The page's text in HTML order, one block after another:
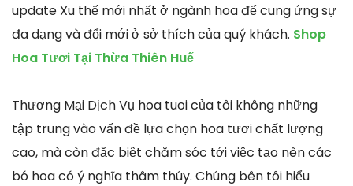
update Xu thế mới nhất ở ngành hoa để cung ứng sự
đa dạng và đổi mới ở sở thích của quý khách. Shop
Hoa Tươi Tại Thừa Thiên Huế
Thương Mại Dịch Vụ hoa tuoi của tôi không những
tập trung vào vấn đề lựa chọn hoa tươi chất lượng
cao, mà còn đặc biệt chăm sóc tới việc tạo nên các
bó hoa có ý nghĩa thâm thúy. Chúng bên tôi hiểu